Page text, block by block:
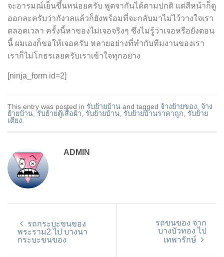
จะอารมณ์เย็นขึ้นหน่อยครับ พูดจากันได้ตามปกติ แต่สีหน้าก็ดู
ออกละครับว่ากังวลแล้วก็ยังพร้อมที่จะกลับมาไม่ไว้วางใจเรา
ตลอดเวลา ครั้งนี้หาของไม่เจอจริงๆ ซึ่งไม่รู้ว่าเจอหรือยังตอน
นี้ ผมเองก็ขอให้เจอครับ หลายอย่างที่ทำกับทีมงานของเรา
เราก็ไม่โกธรเลยครับเราเข้าใจทุกอย่าง
[ninja_form id=2]
This entry was posted in รับย้ายบ้าน and tagged จ้างย้ายของ
จ้าง
ย้ายบ้าน รับย้ายตู้เสื้อผ้า รับย้ายบ้าน รับย้ายบ้านราคาถูก
รับย้าย
เตียง
ADMIN
รถกระบะขนของ
พระราม2 ไป บางนา
กระบะขนของ
รถขนของ จาก
บางบัวทอง ไป
เทพารักษ์